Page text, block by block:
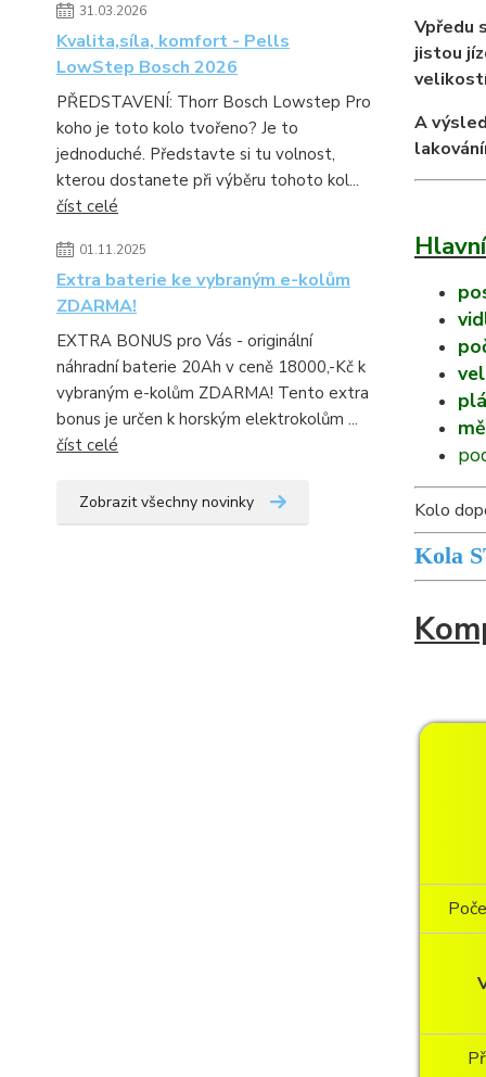
31.03.2026
Kvalita,síla, komfort - Pells
LowStep Bosch 2026
PŘEDSTAVENÍ: Thorr Bosch Lowstep Pro
koho je toto kolo tvořeno? Je to
jednoduché. Představte si tu volnost,
kterou dostanete při výběru tohoto kol...
číst celé
01.11.2025
Extra baterie ke vybraným e-kolům
ZDARMA!
EXTRA BONUS pro Vás - originální
náhradní baterie 20Ah v ceně 18000,-Kč k
vybraným e-kolům ZDARMA! Tento extra
bonus je určen k horským elektrokolům ...
číst celé
Zobrazit všechny novinky
Vpředu
jistou
A
Kolo
Kola